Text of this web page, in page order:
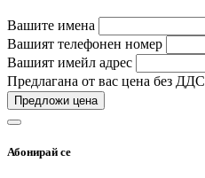
Вашите имена
Вашият телефонен номер
Вашият имейл адрес
Предлагана от вас цена без ДДС
Предложи цена
Абонирай се